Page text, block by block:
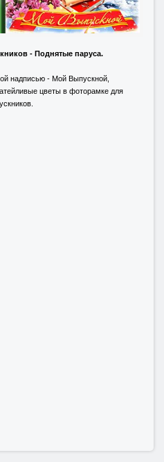
- Поднятые паруса.
надписью - Мой Выпускной,
цветы в фоторамке для